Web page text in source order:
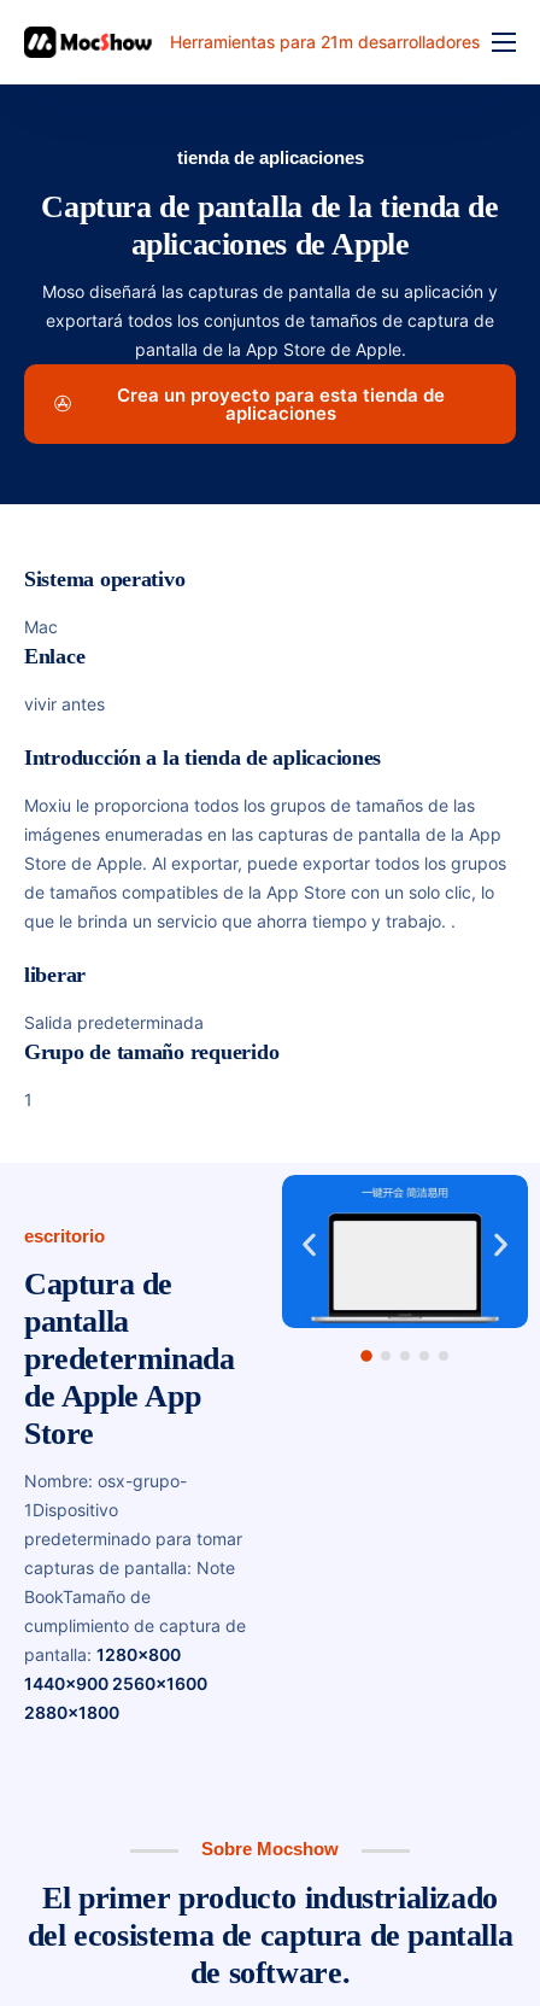
Herramientas para 21m desarrolladores
Función
problema comun
banco de trabajo
tienda de aplicaciones
Captura de pantalla de la tienda de
aplicaciones de Apple
Moso diseñará las capturas de pantalla de su aplicación y
exportará todos los conjuntos de tamaños de captura de
pantalla de la App Store de Apple.
Crea un proyecto para esta tienda de
aplicaciones
Sistema operativo
Mac
Enlace
vivir antes
Introducción a la tienda de aplicaciones
Moxiu le proporciona todos los grupos de tamaños de las
imágenes enumeradas en las capturas de pantalla de la App
Store de Apple. Al exportar, puede exportar todos los grupos
de tamaños compatibles de la App Store con un solo clic, lo
que le brinda un servicio que ahorra tiempo y trabajo. .
liberar
Salida predeterminada
Grupo de tamaño requerido
1
escritorio
Captura de
pantalla
predeterminada
de Apple App
Store
Nombre: osx-grupo-
1Dispositivo
predeterminado para tomar
capturas de pantalla: Note
BookTamaño de
cumplimiento de captura de
pantalla: 1280x800
1440x900 2560x1600
2880x1800
Sobre Mocshow
El primer producto industrializado
del ecosistema de captura de pantalla
de software.